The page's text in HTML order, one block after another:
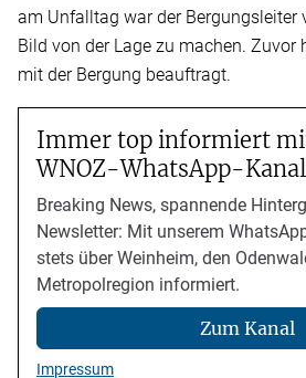
am Unfalltag war der Bergungsleiter
Bild von der Lage zu machen. Zuvor
mit der Bergung beauftragt.
Immer top informiert
WNOZ-WhatsApp-
Breaking News, spannende
Newsletter: Mit unserem
stets über Weinheim, den
Metropolregion informiert.
Zum Kanal
Impressum